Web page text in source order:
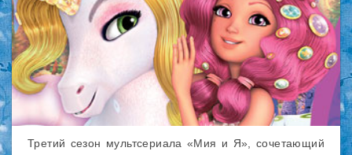
Третий сезон мультсериала «Мия и Я», сочетающий